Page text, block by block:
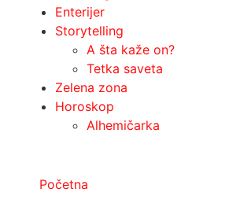
Enterijer
Storytelling
A šta kaže on?
Tetka saveta
Zelena zona
Horoskop
Alhemičarka
Početna